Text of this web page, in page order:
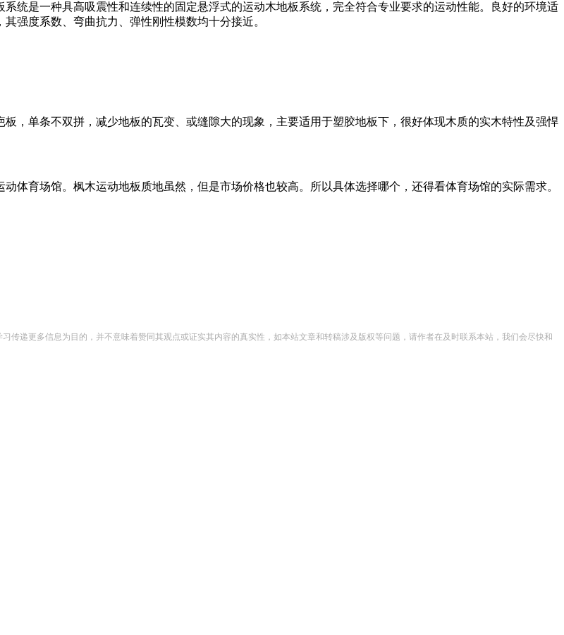
统是一种具高吸震性和连续性的固定悬浮式的运动木地板系统，完全符合专业要求的运动性能。良好的环境适
强度系数、弯曲抗力、弹性刚性模数均十分接近。
，单条不双拼，减少地板的瓦变、或缝隙大的现象，主要适用于塑胶地板下，很好体现木质的实木特性及强悍
体育场馆。枫木运动地板质地虽然，但是市场价格也较高。所以具体选择哪个，还得看体育场馆的实际需求。
传递更多信息为目的，并不意味着赞同其观点或证实其内容的真实性，如本站文章和转稿涉及版权等问题，请作者在及时联系本站，我们会尽快和